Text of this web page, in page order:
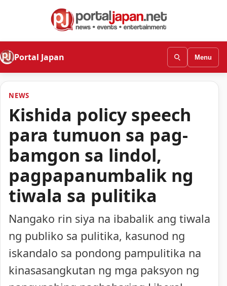
Portal Japan Menu
NEWS
Kishida policy speech
para tumuon sa pag-
bamgon sa lindol,
pagpapanumbalik ng
tiwala sa pulitika
Nangako rin siya na ibabalik ang tiwala
ng publiko sa pulitika, kasunod ng
iskandalo sa pondong pampulitika na
kinasasangkutan ng mga paksyon ng